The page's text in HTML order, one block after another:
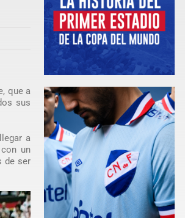
que a
sus
a
un
de ser